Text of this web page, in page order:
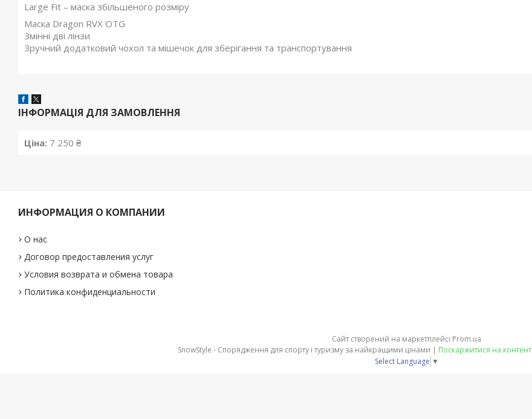
Large Fit – маска збільшеного розміру
Маска Dragon RVX OTG
Змінні дві лінзи
Зручний додатковий чохол та мішечок для зберігання та транспортування
ІНФОРМАЦІЯ ДЛЯ ЗАМОВЛЕННЯ
Ціна: 7 250 ₴
ИНФОРМАЦИЯ О КОМПАНИИ
О нас
Договор предоставления услуг
Условия возврата и обмена товара
Политика конфиденциальности
Сайт створений на маркетплейсі Prom.ua
Поскаржитися на контент
Select Language ▼